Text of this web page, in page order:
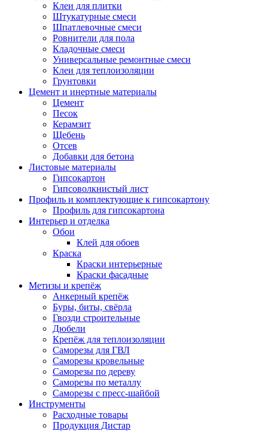
Клеи для плитки
Штукатурные смеси
Шпатлевочные смеси
Ровнители для пола
Кладочные смеси
Универсальные ремонтные смеси
Клеи для теплоизоляции
Грунтовки
Цемент и инертные материалы
Цемент
Песок
Керамзит
Щебень
Отсев
Добавки для бетона
Листовые материалы
Гипсокартон
Гипсоволкнистый лист
Профиль и комплектующие к гипсокартону
Профиль для гипсокартона
Интерьер и отделка
Обои
Клей для обоев
Краска
Краски интерьерные
Краски фасадные
Метизы и крепёж
Анкерный крепёж
Буры, биты, свёрла
Гвозди строительные
Дюбели
Крепёж для теплоизоляции
Саморезы для ГВЛ
Саморезы кровельные
Саморезы по дереву
Саморезы по металлу
Саморезы с пресс-шайбой
Инструменты
Расходные товары
Продукция Дистар